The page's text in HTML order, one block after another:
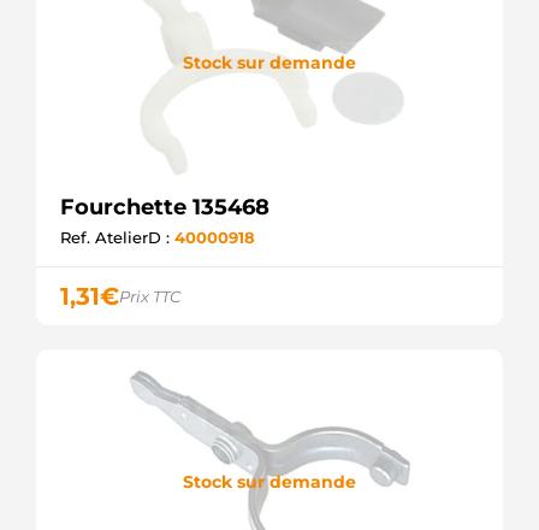
Stock sur demande
Fourchette 135468
Ref. AtelierD : 40000918
1,31€Prix TTC
Stock sur demande